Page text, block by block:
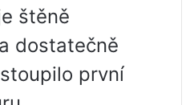
štěně
dostatečně
první